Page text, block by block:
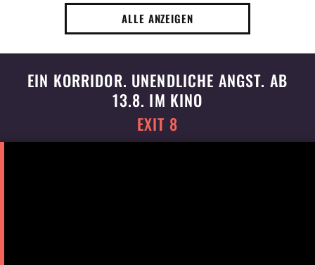
ALLE ANZEIGEN
EIN KORRIDOR. UNENDLICHE ANGST. AB
13.8. IM KINO
EXIT 8